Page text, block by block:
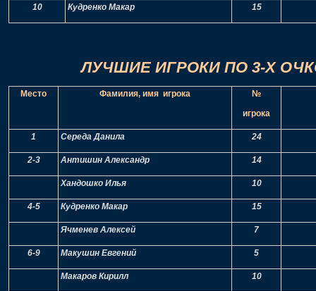
10 Кудренко Макар 15
ЛУЧШИЕ ИГРОКИ ПО 3-Х
Место Фамилия, имя игрока
№
игрока
1 Середа Данила 24
2-3 Антишин Александр 14
Хандошко Илья 10
4-5 Кудренко Макар 15
Ячменев Алексей 7
6-9 Макушин Евгений 5
Макаров Кирилл 10